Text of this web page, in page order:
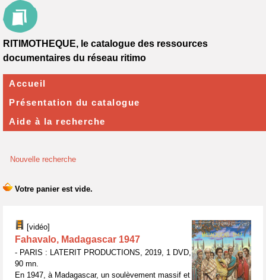
Nouvelle recherche
[vidéo]
Fahavalo, Madagascar 1947
- PARIS : LATERIT PRODUCTIONS, 2019, 1 DVD,
90 mn.
En 1947, à Madagascar, un soulèvement massif et
RITIMOTHEQUE, le catalogue des ressources
documentaires du réseau ritimo
Accueil
Présentation du catalogue
Aide à la recherche